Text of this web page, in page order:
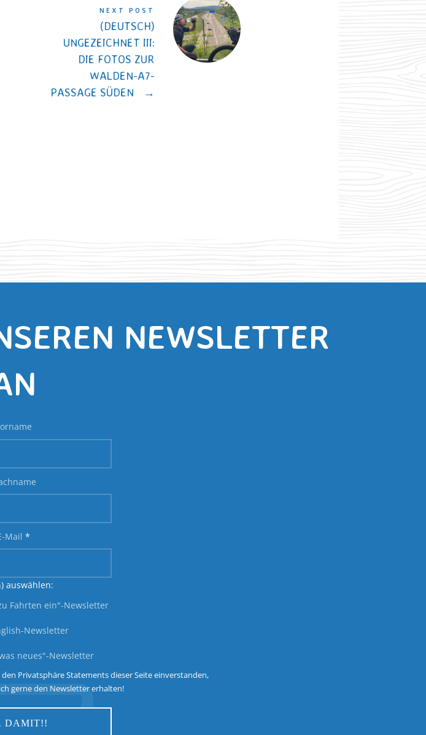
NEXT POST
(DEUTSCH)
UNGEZEICHNET III:
DIE FOTOS ZUR
WALDEN-A7-
PASSAGE SÜDEN
→
NEWSLETTER
Mail *
auswählen:
Fahrten ein"-Newsletter
Newsletter
neues"-Newsletter
Privatsphäre Statements dieser Seite einverstanden,
gerne den Newsletter erhalten!